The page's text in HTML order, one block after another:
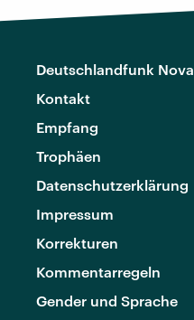
Deutschlandfunk Nova
Kontakt
Empfang
Trophäen
Datenschutzerklärung
Impressum
Korrekturen
Kommentarregeln
Gender und Sprache